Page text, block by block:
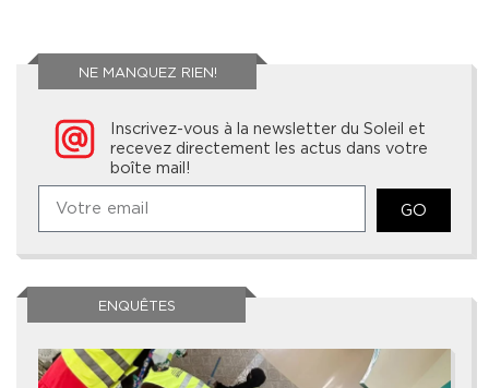
NE MANQUEZ RIEN!
Inscrivez-vous à la newsletter du Soleil et
recevez directement les actus dans votre
boîte mail!
GO
ENQUÊTES